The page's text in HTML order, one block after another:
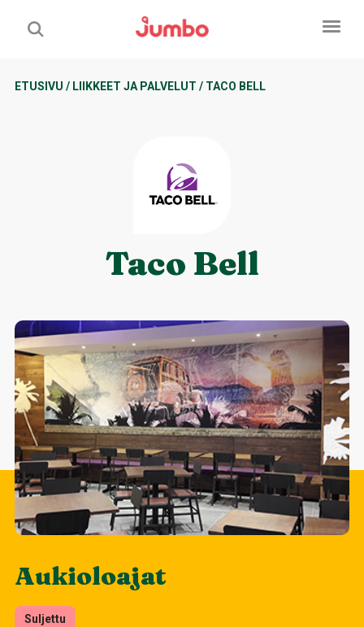
ETUSIVU / LIIKKEET JA PALVELUT / TACO BELL
Taco Bell
Aukioloajat
Suljettu